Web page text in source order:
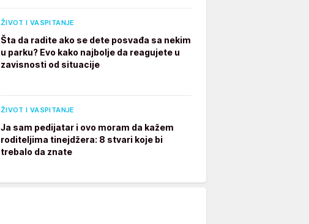
ŽIVOT I VASPITANJE
Šta da radite ako se dete posvađa sa nekim
u parku? Evo kako najbolje da reagujete u
zavisnosti od situacije
ŽIVOT I VASPITANJE
Ja sam pedijatar i ovo moram da kažem
roditeljima tinejdžera: 8 stvari koje bi
trebalo da znate